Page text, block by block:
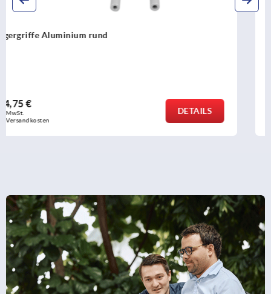
Bügelgriffe Kunststoff antibakteriell
ab
zzgl. MwSt.
zzgl. Versandkosten
DETAILS